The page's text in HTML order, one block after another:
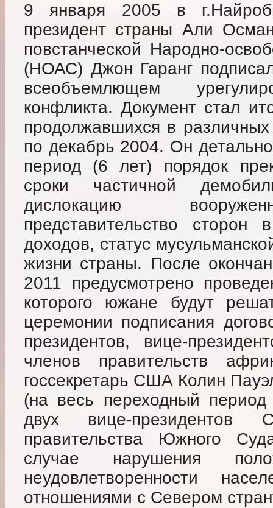
9 января 2005 в
президент страны Али
повстанческой Народно-
(НОАС) Джон Гаранг
всеобъемлющем
конфликта. Документ стал
продолжавшихся в
по декабрь 2004. Он
период (6 лет) порядок
сроки частичной
дислокацию
представительство сторон
доходов, статус
жизни страны. После
2011 предусмотрено
которого южане будут
церемонии подписания
президентов, вице-
членов правительств
госсекретарь США Колин
(на весь переходный
двух вице-президентов
правительства Южного
случае нарушения
неудовлетворенности
отношениями с Севером